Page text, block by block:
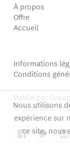
À propos
Offre
Accueil
Informations
Conditions
Publié par
© 2026 GEG.
Nous utilisons
expérience sur
ce site, nous